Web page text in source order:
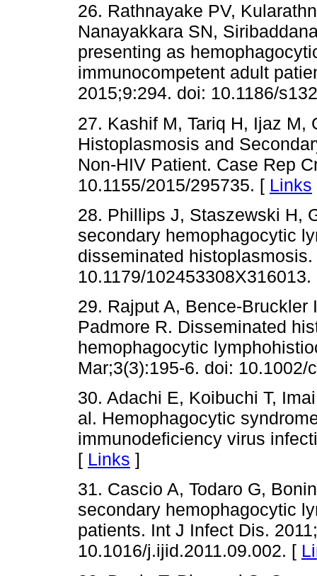
26. Rathnayake PV,
Nanayakkara SN,
presenting as
immunocompetent adult
2015;9:294. doi: 10.1186/
27. Kashif M, Tariq H, Ijaz M,
Histoplasmosis and
Non-HIV Patient. Case Rep
10.1155/2015/295735. [ Links
28. Phillips J, Staszewski H,
secondary hemophagocytic
disseminated
10.1179/
29. Rajput A, Bence-Bruckler
Padmore R. Disseminated
hemophagocytic
Mar;3(3):195-6. doi:
30. Adachi E, Koibuchi T,
al. Hemophagocytic
immunodeficiency virus
[ Links ]
31. Cascio A, Todaro G,
secondary hemophagocytic
patients. Int J Infect Dis.
10.1016/j.ijid.2011.09.002. [